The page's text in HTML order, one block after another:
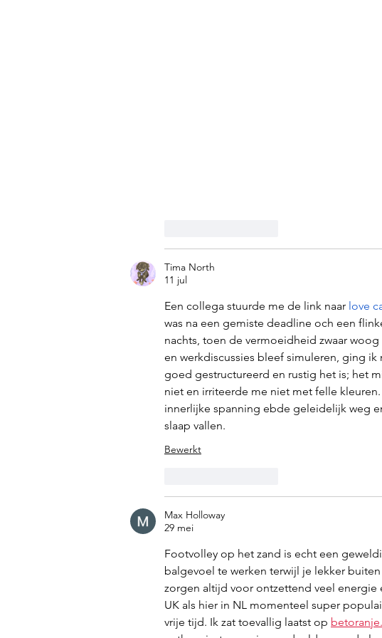
Tima North
11 jul
Een collega stuurde me de link naar love
was na een gemiste deadline och een
nachts, toen de vermoeidheid zwaar
en werkdiscussies bleef simuleren, ging ik
goed gestructureerd en rustig het is; het
niet en irriteerde me niet met felle
innerlijke spanning ebde geleidelijk weg
slaap vallen.
Bewerkt
Max Holloway
29 mei
Footvolley op het zand is echt een
balgevoel te werken terwijl je lekker
zorgen altijd voor ontzettend veel
UK als hier in NL momenteel super
vrije tijd. Ik zat toevallig laatst op